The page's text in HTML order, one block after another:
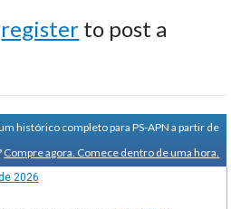
register to post a
histórico completo para PS-APN a partir de
Compre agora. Comece dentro de uma hora.
2026